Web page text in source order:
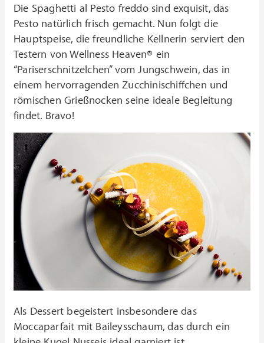
Die Spaghetti al Pesto freddo sind exquisit, das
Pesto natürlich frisch gemacht. Nun folgt die
Hauptspeise, die freundliche Kellnerin serviert den
Testern von Wellness Heaven® ein
“Pariserschnitzelchen” vom Jungschwein, das in
einem hervorragenden Zucchinischiffchen und
römischen Grießnocken seine ideale Begleitung
findet. Bravo!
Als Dessert begeistert insbesondere das
Moccaparfait mit Baileysschaum, das durch ein